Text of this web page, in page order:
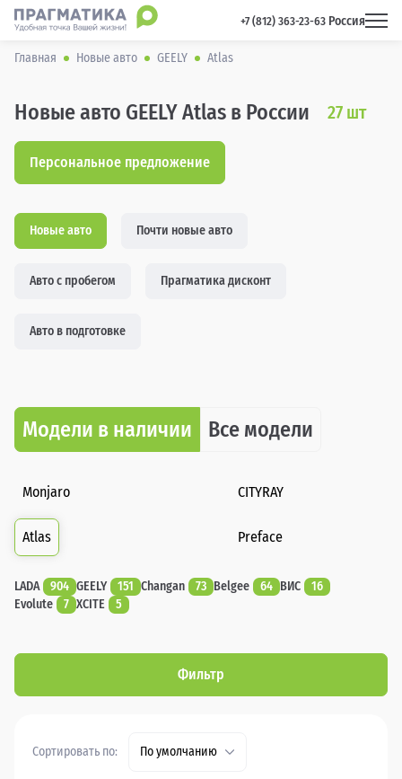
+7 (812) 363-23-63 Россия
Главная Новые авто GEELY Atlas
Новые авто GEELY Atlas в России 27 шт
Персональное предложение
Новые авто Почти новые авто
Авто с пробегом Прагматика дисконт
Авто в подготовке
Модели в наличии Все модели
Monjaro CITYRAY
Atlas Preface
LADA 904 GEELY 151 Changan 73 Belgee 64 ВИС
16
Evolute
7 XCITE 5
Фильтр
Сортировать по: По умолчанию